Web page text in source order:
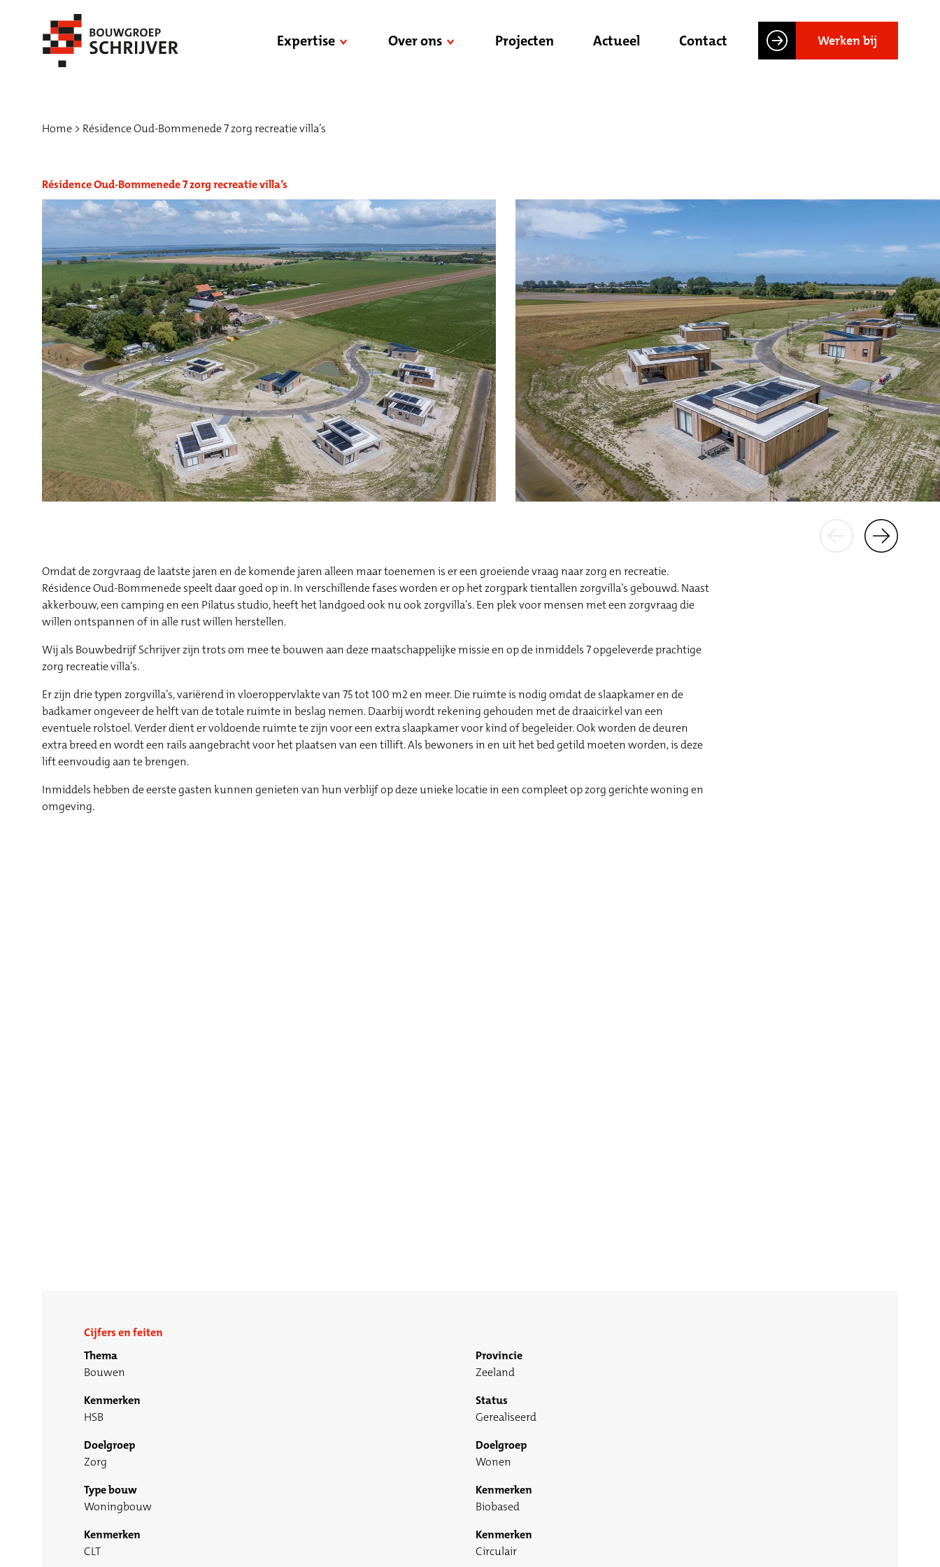
Expertise Over ons Projecten Actueel Contact Werken bij
Home Résidence Oud-Bommenede 7 zorg recreatie villa’s
Résidence Oud-Bommenede 7 zorg recreatie villa’s
Omdat de zorgvraag de laatste jaren en de komende jaren alleen maar toenemen is er een groeiende vraag naar zorg en recreatie.
Résidence Oud-Bommenede speelt daar goed op in. In verschillende fases worden er op het zorgpark tientallen zorgvilla’s gebouwd. Naast
akkerbouw, een camping en een Pilatus studio, heeft het landgoed ook nu ook zorgvilla’s. Een plek voor mensen met een zorgvraag die
willen ontspannen of in alle rust willen herstellen.
Wij als Bouwbedrijf Schrijver zijn trots om mee te bouwen aan deze maatschappelijke missie en op de inmiddels 7 opgeleverde prachtige
zorg recreatie villa’s.
Er zijn drie typen zorgvilla’s, variërend in vloeroppervlakte van 75 tot 100 m2 en meer. Die ruimte is nodig omdat de slaapkamer en de
badkamer ongeveer de helft van de totale ruimte in beslag nemen. Daarbij wordt rekening gehouden met de draaicirkel van een
eventuele rolstoel. Verder dient er voldoende ruimte te zijn voor een extra slaapkamer voor kind of begeleider. Ook worden de deuren
extra breed en wordt een rails aangebracht voor het plaatsen van een tillift. Als bewoners in en uit het bed getild moeten worden, is deze
lift eenvoudig aan te brengen.
Inmiddels hebben de eerste gasten kunnen genieten van hun verblijf op deze unieke locatie in een compleet op zorg gerichte woning en
omgeving.
Cijfers en feiten
Thema
Bouwen
Provincie
Zeeland
Kenmerken
HSB
Status
Gerealiseerd
Doelgroep
Zorg
Doelgroep
Wonen
Type bouw
Woningbouw
Kenmerken
Biobased
Kenmerken
CLT
Kenmerken
Circulair